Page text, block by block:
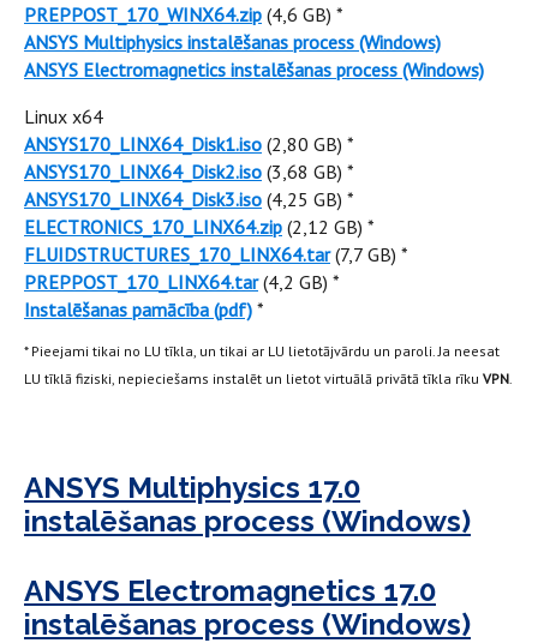
PREPPOST_170_WINX64.zip (4,6 GB) *
ANSYS Multiphysics instalēšanas process (Windows)
ANSYS Electromagnetics instalēšanas process (Windows)
Linux x64
ANSYS170_LINX64_Disk1.iso (2,80 GB) *
ANSYS170_LINX64_Disk2.iso (3,68 GB) *
ANSYS170_LINX64_Disk3.iso (4,25 GB) *
ELECTRONICS_170_LINX64.zip (2,12 GB) *
FLUIDSTRUCTURES_170_LINX64.tar(7,7 GB) *
PREPPOST_170_LINX64.tar(4,2 GB) *
Instalēšanas pamācība (pdf) *
* Pieejami tikai no LU tīkla, un tikai ar LU lietotājvārdu un paroli. Ja neesat
LU tīklā fiziski, nepieciešams instalēt un lietot virtuālā privātā tīkla rīku VPN.
ANSYS Multiphysics 17.0
instalēšanas process (Windows)
ANSYS Electromagnetics 17.0
instalēšanas process (Windows)